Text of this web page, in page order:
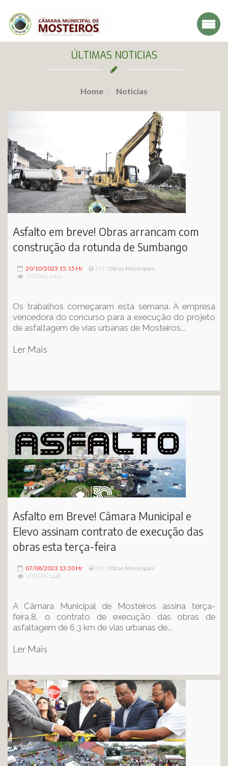
ÚLTIMAS NOTICIAS
Home Noticias
Asfalto em breve! Obras arrancam com
construção da rotunda de Sumbango
20/10/2023 15:15 Hr EM: Obras Municipais
VISITAS 2012
Os trabalhos começaram esta semana. A empresa
vencedora do concurso para a execução do projeto
de asfaltagem de vias urbanas de Mosteiros...
Ler Mais
Asfalto em Breve! Câmara Municipal e
Elevo assinam contrato de execução das
obras esta terça-feira
07/08/2023 13:30 Hr EM: Obras Municipais
VISITAS 1448
A Câmara Municipal de Mosteiros assina terça-
feira,8, o contrato de execução das obras de
asfaltagem de 6,3 km de vias urbanas de...
Ler Mais